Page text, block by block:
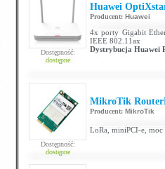
Dostępność:
dostępne
Huawei
Producent: Huawei
4x porty Gigabit
IEEE 802.11ax
Dystrybucja Huawei
Dostępność:
dostępne
MikroTik
Producent: MikroTik
LoRa, miniPCI-e, moc